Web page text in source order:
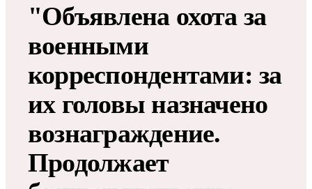
"Объявлена охота за
военными
корреспондентами: за
их головы назначено
вознаграждение.
Продолжает